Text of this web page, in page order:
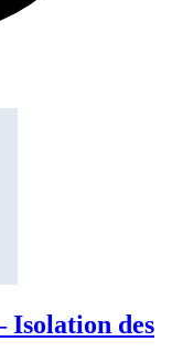
Isolation des